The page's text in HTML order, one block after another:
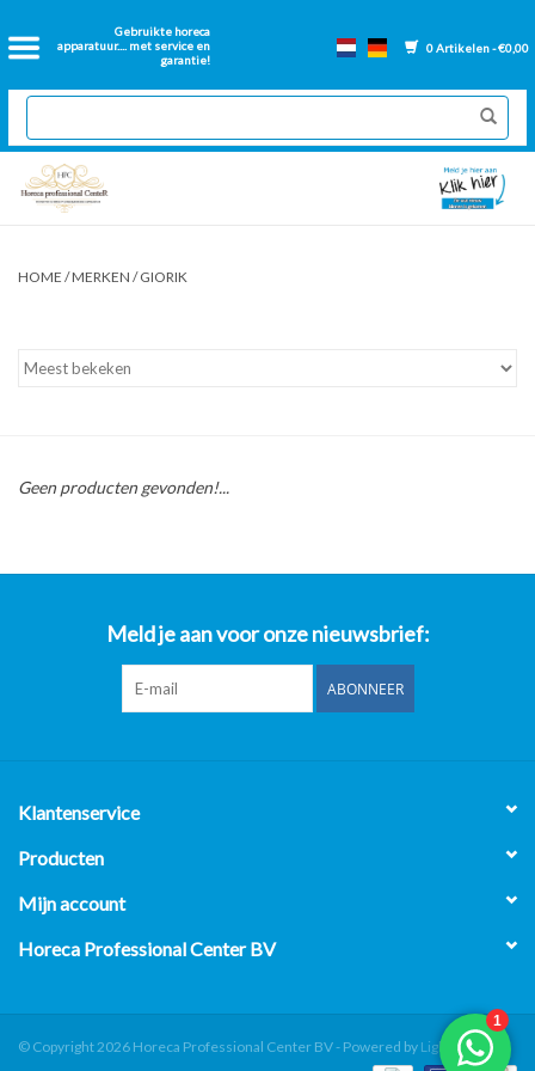
Gebruikte horeca
apparatuur.... met service en
garantie!
0 Artikelen - €0,00
Home
2dehands Horeca
Nieuwe apparatuur
Onderdelen bakwanden
Over ons
HOME /MERKEN /GIORIK
Geen producten gevonden!...
Meld je aan voor onze nieuwsbrief:
ABONNEER
Klantenservice
Producten
Mijn account
Horeca Professional Center BV
© Copyright 2026 Horeca Professional Center BV - Powered by Lightspeed